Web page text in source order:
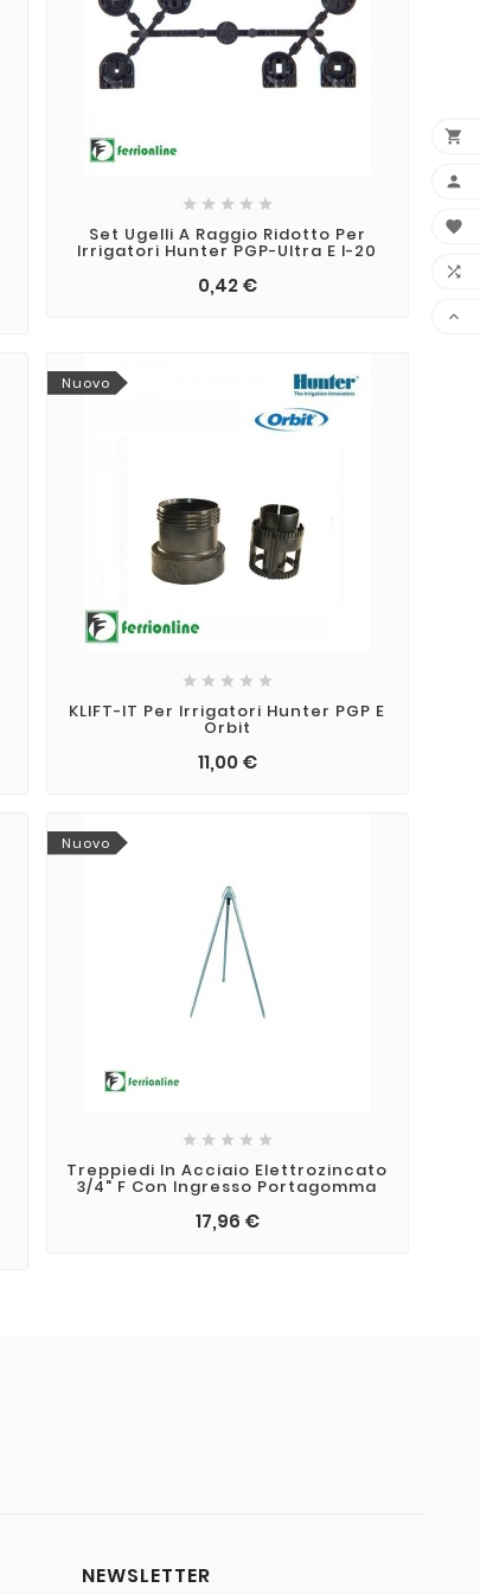
    
Set Ugelli A Raggio Ridotto Per
Irrigatori Hunter PGP-Ultra E I-20
0,42 €
Nuovo
    
KLIFT-IT Per Irrigatori Hunter PGP E
Orbit
11,00 €
Nuovo
    
Treppiedi In Acciaio Elettrozincato
3/4" F Con Ingresso Portagomma
17,96 €
NEWSLETTER




